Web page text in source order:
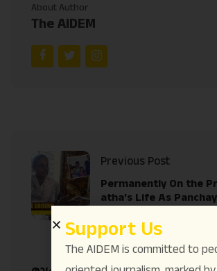
About Author
The AIDEM
Previous Post
Permanently On the
atha’s Life As
Next Post
Support Us
The AIDEM is committed to